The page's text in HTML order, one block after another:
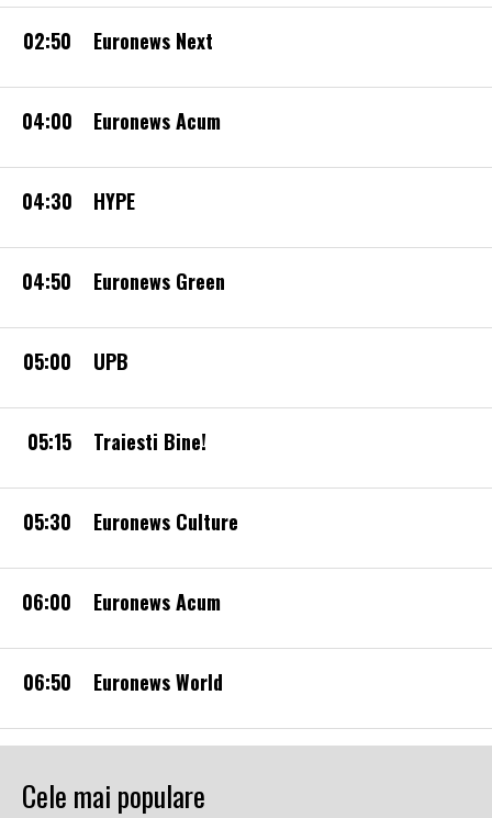
02:50 Euronews Next
04:00 Euronews Acum
04:30 HYPE
04:50 Euronews Green
05:00 UPB
05:15 Traiesti Bine!
05:30 Euronews Culture
06:00 Euronews Acum
06:50 Euronews World
Cele mai populare